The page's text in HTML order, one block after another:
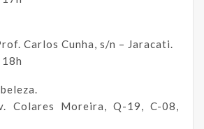
Carlos Cunha, s/n – Jaracati.
Colares Moreira, Q-19, C-08,